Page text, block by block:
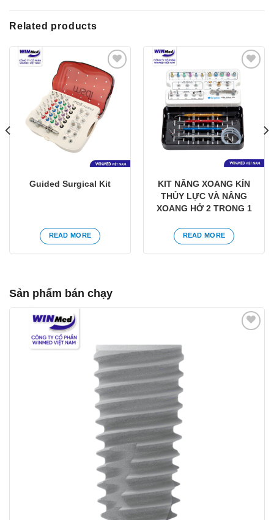
Related products
Yêu
thích
Guided Surgical Kit
READ MORE
thích
KIT NÂNG XOANG KÍN
THỦY LỰC VÀ NÂNG
XOANG HỞ 2 TRONG 1
READ MORE
Sản phẩm bán chạy